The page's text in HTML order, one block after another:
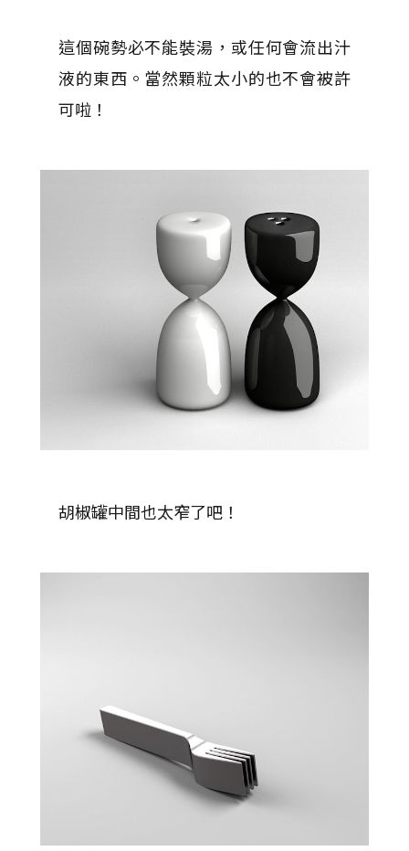
這個碗勢必不能裝湯，或任何會流出汁
液的東西。當然顆粒太小的也不會被許
可啦！
胡椒罐中間也太窄了吧！